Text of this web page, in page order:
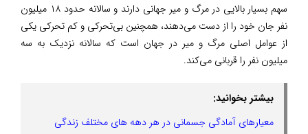
سهم بسیار بالایی در مرگ و میر جهانی دارند و سالانه حدود ۱۸ میلیون
نفر جان خود را از دست می‌دهند، همچنین بی‌تحرکی و کم تحرکی یکی
از عوامل اصلی مرگ و میر در جهان است که سالانه نزدیک به سه
میلیون نفر را قربانی می‌کند.
بیشتر بخوانید:
معیارهای آمادگی جسمانی در هر دهه های مختلف زندگی